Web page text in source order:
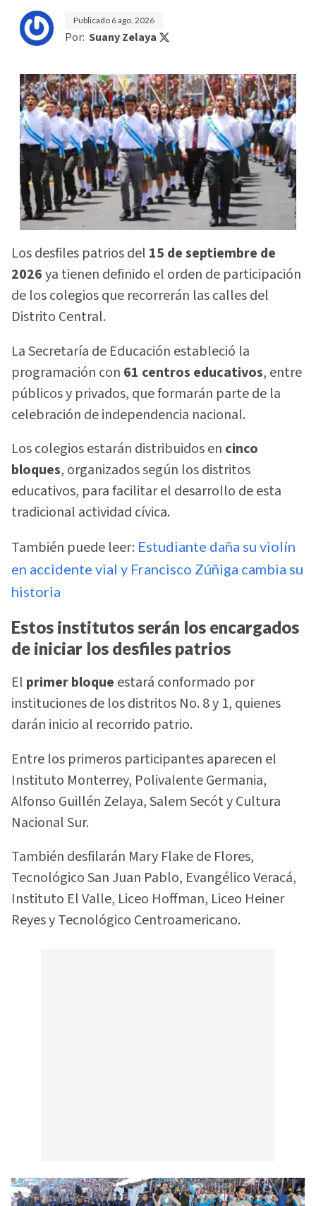
Publicado 6 ago. 2026
Por: Suany Zelaya
Los desfiles patrios del 15 de septiembre de
2026ya tienen definido el orden de participación
de los colegios que recorrerán las calles del
Distrito Central.
La Secretaría de Educación estableció la
programación con 61 centros educativos, entre
públicos y privados, que formarán parte de la
celebración de independencia nacional.
Los colegios estarán distribuidos en cinco
bloques, organizados según los distritos
educativos, para facilitar el desarrollo de esta
tradicional actividad cívica.
También puede leer: Estudiante daña su violín
en accidente vial y Francisco Zúñiga cambia su
historia
Estos institutos serán los encargados
de iniciar los desfiles patrios
El primer bloque estará conformado por
instituciones de los distritos No. 8 y 1, quienes
darán inicio al recorrido patrio.
Entre los primeros participantes aparecen el
Instituto Monterrey, Polivalente Germania,
Alfonso Guillén Zelaya, Salem Secót y Cultura
Nacional Sur.
También desfilarán Mary Flake de Flores,
Tecnológico San Juan Pablo, Evangélico Veracá,
Instituto El Valle, Liceo Hoffman, Liceo Heiner
Reyes y Tecnológico Centroamericano.